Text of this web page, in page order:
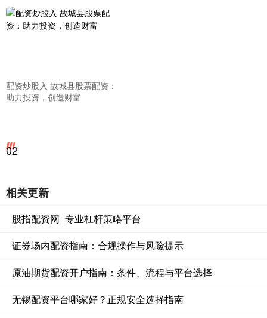
配资炒股入 故城县股票配资：
助力投资，创造财富
02
相关更新
股指配资网_专业杠杆策略平台
证券场内配资指南：合规操作与风险提示
原油期货配资开户指南：条件、流程与平台选择
无锡配资平台哪家好？正规安全选择指南